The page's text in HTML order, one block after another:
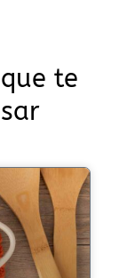
te